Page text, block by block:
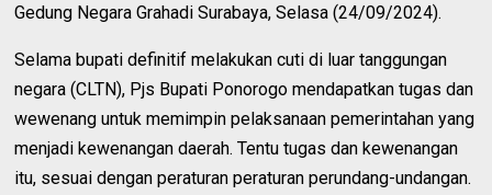
Gedung Negara Grahadi Surabaya, Selasa (24/09/2024).
Selama bupati definitif melakukan cuti di luar tanggungan
negara (CLTN), Pjs Bupati Ponorogo mendapatkan tugas dan
wewenang untuk memimpin pelaksanaan pemerintahan yang
menjadi kewenangan daerah. Tentu tugas dan kewenangan
itu, sesuai dengan peraturan peraturan perundang-undangan.